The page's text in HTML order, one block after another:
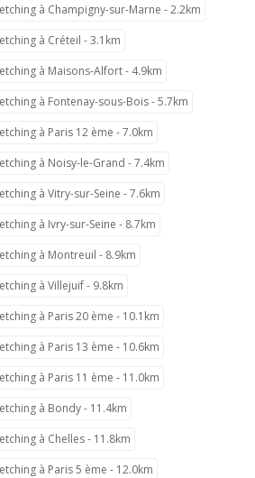
à Champigny-sur-Marne - 2.2km
à Créteil - 3.1km
à Maisons-Alfort - 4.9km
à Fontenay-sous-Bois - 5.7km
à Paris 12 ème - 7.0km
à Noisy-le-Grand - 7.4km
à Vitry-sur-Seine - 7.6km
à Ivry-sur-Seine - 8.7km
à Montreuil - 8.9km
à Villejuif - 9.8km
à Paris 20 ème - 10.1km
à Paris 13 ème - 10.6km
à Paris 11 ème - 11.0km
à Bondy - 11.4km
à Chelles - 11.8km
à Paris 5 ème - 12.0km